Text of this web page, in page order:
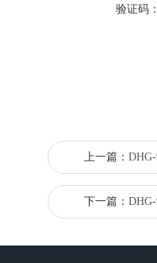
验证码
上一篇：
下一篇：